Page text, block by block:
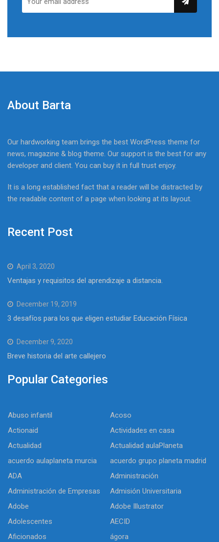
About Barta
Our hardworking team brings the best WordPress theme for
news, magazine & blog theme. Our support is the best for any
developer and client. You can buy it in full trust enjoy.
It is a long established fact that a reader will be distracted by
the readable content of a page when looking at its layout.
Recent Post
April 3, 2020
Ventajas y requisitos del aprendizaje a distancia.
December 19, 2019
3 desafíos para los que eligen estudiar Educación Física
December 9, 2020
Breve historia del arte callejero
Popular Categories
Abuso infantil
Acoso
Actionaid
Actividades en casa
Actualidad
Actualidad aulaPlaneta
acuerdo aulaplaneta murcia
acuerdo grupo planeta madrid
ADA
Administración
Administración de Empresas
Admisión Universitaria
Adobe
Adobe Illustrator
Adolescentes
AECID
Aficionados
ágora